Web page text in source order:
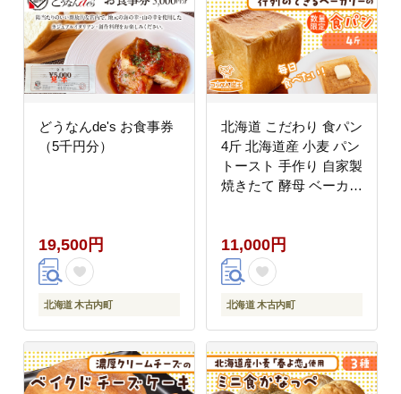
どうなんde's お食事券
（5千円分）
19,500円
北海道 木古内町
北海道 こだわり 食パン
4斤 北海道産 小麦 パン
トースト 手作り 自家製
焼きたて 酵母 ベーカリ
グルメ お取り寄せ 人気
行列 自家用 ギフト 贈
答用 コッぺん道土 送料
無料 木古内
11,000円
北海道 木古内町